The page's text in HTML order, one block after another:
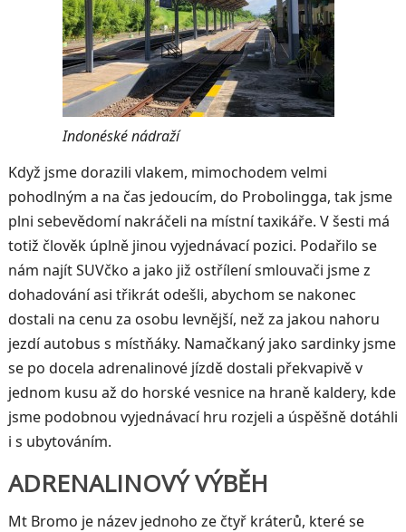
Indonéské nádraží
Když jsme dorazili vlakem, mimochodem velmi
pohodlným a na čas jedoucím, do Probolingga, tak jsme
plni sebevědomí nakráčeli na místní taxikáře. V šesti má
totiž člověk úplně jinou vyjednávací pozici. Podařilo se
nám najít SUVčko a jako již ostřílení smlouvači jsme z
dohadování asi třikrát odešli, abychom se nakonec
dostali na cenu za osobu levnější, než za jakou nahoru
jezdí autobus s místňáky. Namačkaný jako sardinky jsme
se po docela adrenalinové jízdě dostali překvapivě v
jednom kusu až do horské vesnice na hraně kaldery, kde
jsme podobnou vyjednávací hru rozjeli a úspěšně dotáhli
i s ubytováním.
ADRENALINOVÝ VÝBĚH
Mt Bromo je název jednoho ze čtyř kráterů, které se